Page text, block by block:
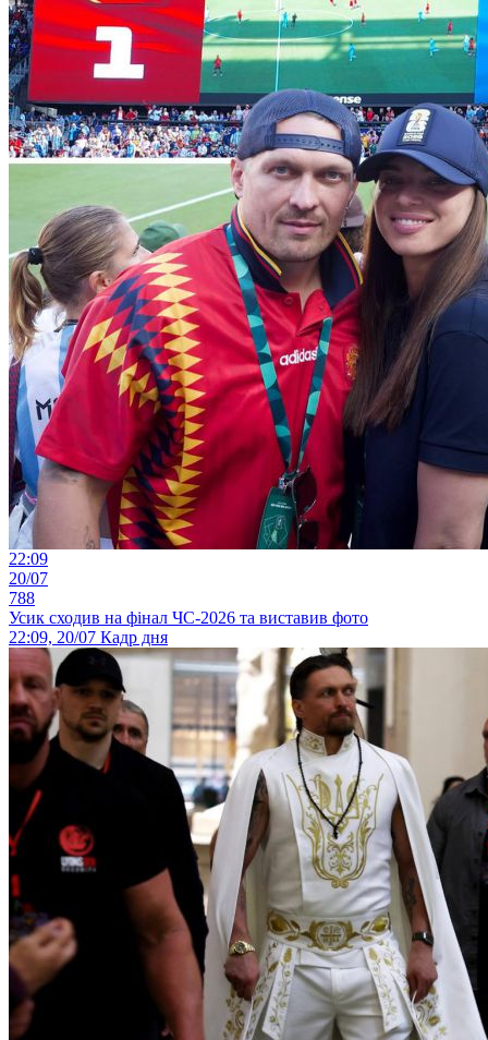
22:09
20/07
788
Усик сходив на фінал ЧС-2026 та виставив фото
22:09, 20/07 Кадр дня